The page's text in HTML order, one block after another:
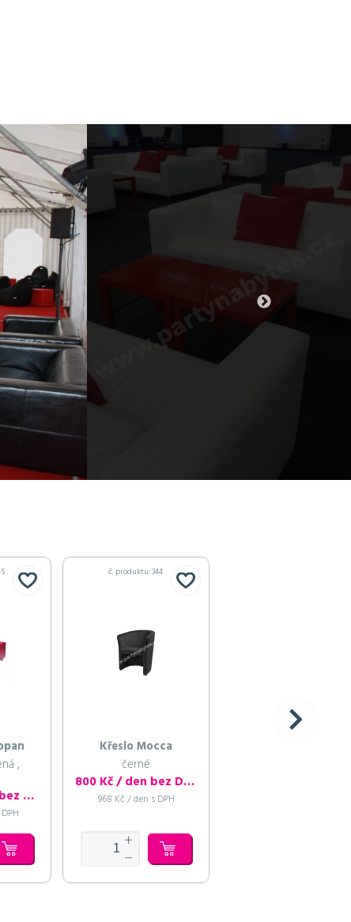
,
1 375 Kč / den bez DPH
č. produktu: 344
Křeslo Mocca
černé
800 Kč / den bez DPH
968 Kč / den s DPH